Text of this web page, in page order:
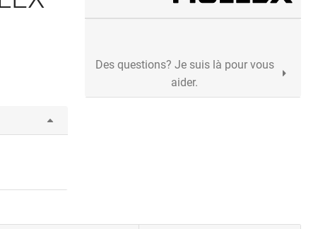
Des questions? Je suis là pour vous
aider.